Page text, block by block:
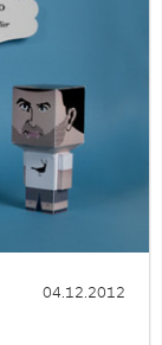
04.12.2012